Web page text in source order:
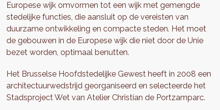
Europese wijk omvormen tot een wijk met gemengde
stedelijke functies, die aansluit op de vereisten van
duurzame ontwikkeling en compacte steden. Het moet
de gebouwen in de Europese wijk die niet door de Unie
bezet worden, optimaal benutten.
Het Brusselse Hoofdstedelijke Gewest heeft in 2008 een
architectuurwedstrijd georganiseerd en selecteerde het
Stadsproject Wet van Atelier Christian de Portzamparc.